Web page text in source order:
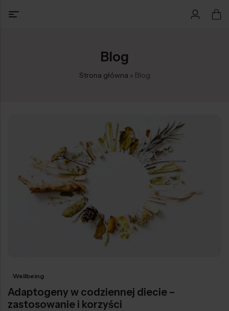
Blog
Strona główna » Blog
Wellbeing
Adaptogeny w codziennej diecie –
zastosowanie i korzyści